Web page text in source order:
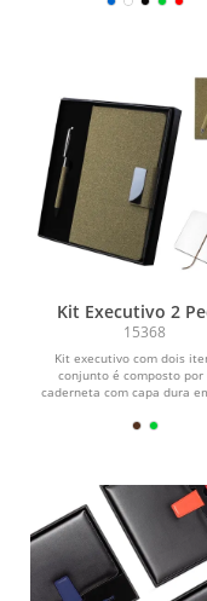
Kit Executivo 2
15368
Kit executivo com dois
conjunto é composto por
caderneta com capa dura